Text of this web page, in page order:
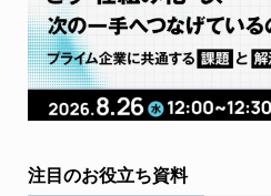
注目のお役立ち資料